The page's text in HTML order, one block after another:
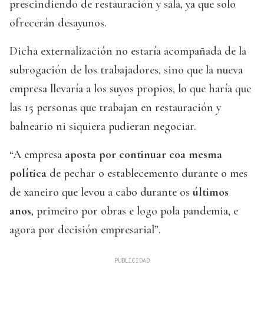
prescindiendo de restauración y sala, ya que solo
ofrecerán desayunos.
Dicha externalización no estaría acompañada de la
subrogación de los trabajadores, sino que la nueva
empresa llevaría a los suyos propios, lo que haría que
las 15 personas que trabajan en restauración y
balneario ni siquiera pudieran negociar.
“A empresa aposta por continuar coa mesma
política de pechar o establecemento durante o mes
de xaneiro que levou a cabo durante os últimos
anos, primeiro por obras e logo pola pandemia, e
agora por decisión empresarial”.